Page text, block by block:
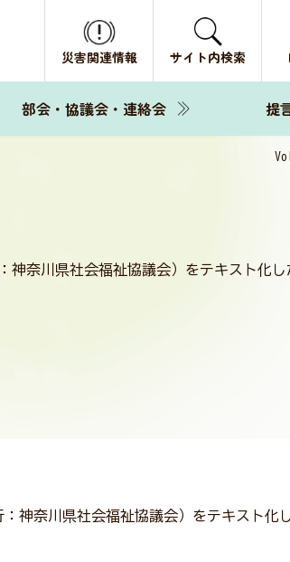
災害関連情報 サイト内検索
部会・協議会・連絡会 提
神奈川県社会福祉協議会）をテキスト化し
奈川県社会福祉協議会）をテキスト化